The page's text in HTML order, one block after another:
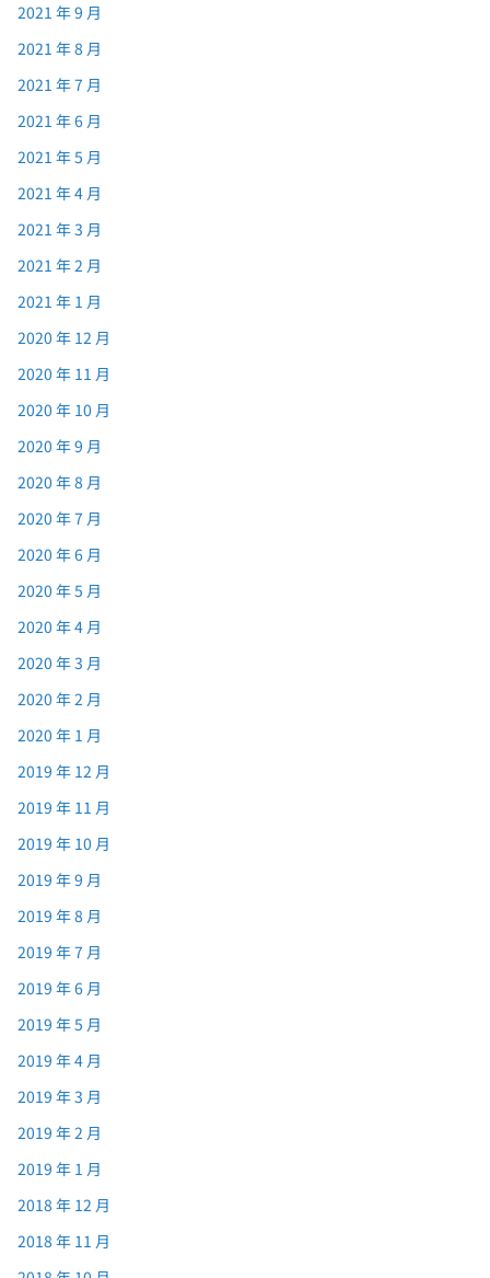
2021 年 9 月
2021 年 8 月
2021 年 7 月
2021 年 6 月
2021 年 5 月
2021 年 4 月
2021 年 3 月
2021 年 2 月
2021 年 1 月
2020 年 12 月
2020 年 11 月
2020 年 10 月
2020 年 9 月
2020 年 8 月
2020 年 7 月
2020 年 6 月
2020 年 5 月
2020 年 4 月
2020 年 3 月
2020 年 2 月
2020 年 1 月
2019 年 12 月
2019 年 11 月
2019 年 10 月
2019 年 9 月
2019 年 8 月
2019 年 7 月
2019 年 6 月
2019 年 5 月
2019 年 4 月
2019 年 3 月
2019 年 2 月
2019 年 1 月
2018 年 12 月
2018 年 11 月